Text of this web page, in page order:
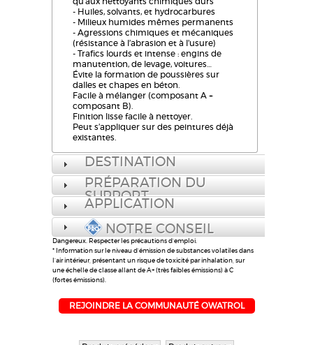
- Huiles, solvants, et hydrocarbures
- Milieux humides mêmes permanents
- Agressions chimiques et mécaniques
(résistance à l’abrasion et à l’usure)
- Trafics lourds et intense : engins de
manutention, de levage, voitures…
Évite la formation de poussières sur
dalles et chapes en béton.
Facile à mélanger (composant A +
composant B).
Finition lisse facile à nettoyer.
Peut s’appliquer sur des peintures déjà
existantes.
DESTINATION
PRÉPARATION DU
SUPPORT
APPLICATION
NOTRE CONSEIL
Dangereux. Respecter les précautions d’emploi.
* Information sur le niveau d’émission de substances volatiles dans
l’air intérieur, présentant un risque de toxicité par inhalation, sur
une échelle de classe allant de A+ (très faibles émissions) à C
(fortes émissions).
REJOINDRE LA COMMUNAUTÉ OWATROL